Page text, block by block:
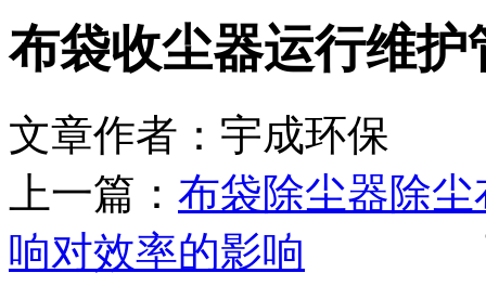
布袋收尘器运行维
文章作者：宇成环保
上一篇： 布袋除尘器除
响对效率的影响 下